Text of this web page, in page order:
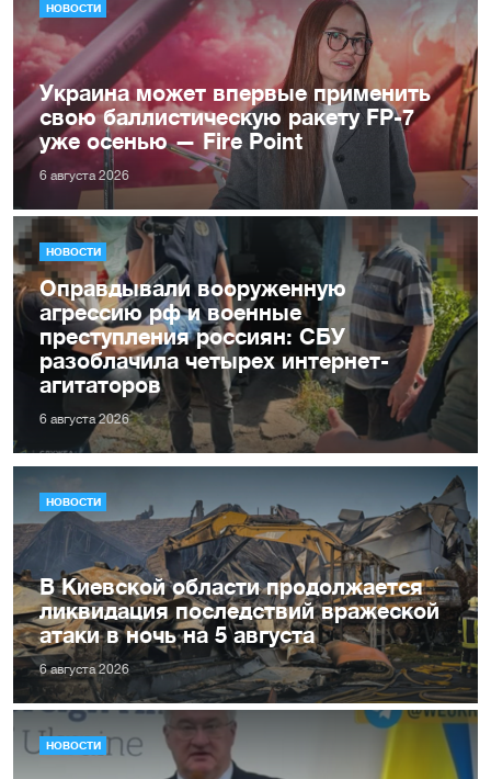
НОВОСТИ
Украина может впервые применить
свою баллистическую ракету FP-7
уже осенью — Fire Point
6 августа 2026
НОВОСТИ
Оправдывали вооруженную
агрессию рф и военные
преступления россиян: СБУ
разоблачила четырех интернет-
агитаторов
6 августа 2026
НОВОСТИ
В Киевской области продолжается
ликвидация последствий вражеской
атаки в ночь на 5 августа
6 августа 2026
НОВОСТИ